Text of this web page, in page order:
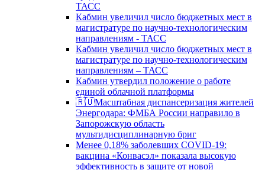
ТАСС
Кабмин увеличил число бюджетных мест в
магистратуре по научно-технологическим
направлениям - ТАСС
Кабмин увеличил число бюджетных мест в
магистратуре по научно-технологическим
направлениям – ТАСС
Кабмин утвердил положение о работе
единой облачной платформы
🇷🇺Масштабная диспансеризация жителей
Энергодара: ФМБА России направило в
Запорожскую область
мультидисциплинарную бриг
Менее 0,18% заболевших COVID-19:
вакцина «Конвасэл» показала высокую
эффективность в защите от новой